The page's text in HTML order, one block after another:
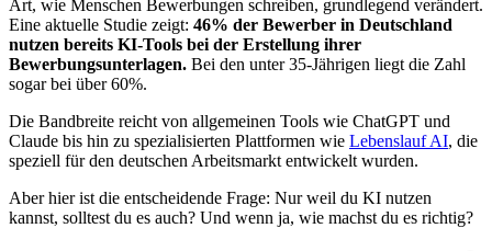
Art, wie Menschen Bewerbungen schreiben, grundlegend verändert.
Eine aktuelle Studie zeigt: 46% der Bewerber in Deutschland
nutzen bereits KI-Tools bei der Erstellung ihrer
Bewerbungsunterlagen. Bei den unter 35-Jährigen liegt die Zahl
sogar bei über 60%.
Die Bandbreite reicht von allgemeinen Tools wie ChatGPT und
Claude bis hin zu spezialisierten Plattformen wie Lebenslauf AI, die
speziell für den deutschen Arbeitsmarkt entwickelt wurden.
Aber hier ist die entscheidende Frage: Nur weil du KI nutzen
kannst, solltest du es auch? Und wenn ja, wie machst du es richtig?